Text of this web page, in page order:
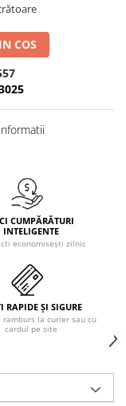
COS
CUMPĂRĂTURI
INTELIGENTE
economisești zilnic
RAPIDE ȘI SIGURE
ramburs la curier sau cu
cardul pe site